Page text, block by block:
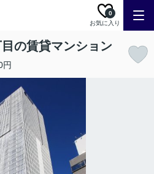
お気に入り
0
の賃貸マンション
円